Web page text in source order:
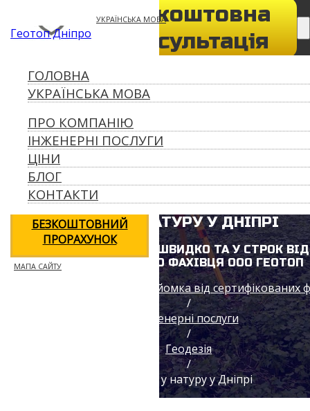
УКРАЇНСЬКА МОВА
Геотоп Дніпро
ПРО КОМПАНІЮ
ІНЖЕНЕРНІ
ПОСЛУГИ
ЦІНИ
БЛОГ
КОНТАКТИ
БЕЗКОШТОВНИЙ
ПРОРАХУНОК
МАПА САЙТУ
geotop056@gmail.com
Безкоштовна
консультація
ГОЛОВНА
УКРАЇНСЬКА МОВА
ПРО КОМПАНІЮ
ІНЖЕНЕРНІ ПОСЛУГИ
ЦІНИ
БЛОГ
КОНТАКТИ
ВИНОС У НАТУРУ У ДНІПРІ
ВИЗНАЧЕННЯ МЕЖ ШВИДКО ТА У СТРОК ВІД
СЕРТИФІКОВАНОГО ФАХІВЦЯ ООО ГЕОТОП
Геодезія геологія топозйомка від сертифікованих
/
Інженерні послуги
/
Геодезія
/
Винос у натуру у Дніпрі